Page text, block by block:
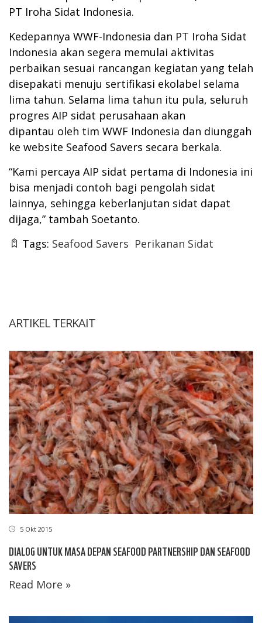
PT Iroha Sidat Indonesia.
Kedepannya WWF-Indonesia dan PT Iroha Sidat
Indonesia akan segera memulai aktivitas
perbaikan sesuai rancangan kegiatan yang telah
disepakati menuju sertifikasi ekolabel selama
lima tahun. Selama lima tahun itu pula, seluruh
progres AIP sidat perusahaan akan
dipantau oleh tim WWF Indonesia dan diunggah
ke website Seafood Savers secara berkala.
“Kami percaya AIP sidat pertama di Indonesia ini
bisa menjadi contoh bagi pengolah sidat
lainnya, sehingga keberlanjutan sidat dapat
dijaga,” tambah Soetanto.
Tags: Seafood Savers Perikanan Sidat
ARTIKEL TERKAIT
5 Okt 2015
DIALOG UNTUK MASA DEPAN SEAFOOD PARTNERSHIP DAN SEAFOOD
SAVERS
Read More »